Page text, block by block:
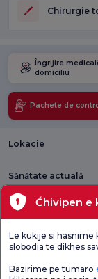
Chirurgie
Îngrijire
domiciliu
Pachete de
Lokacie
Sănătate actuală
Unități medicale
Sondaj general
Ćhivipen e
Le kukije si hasnime
slobodia te dikhes
Bazirime pe tumaro